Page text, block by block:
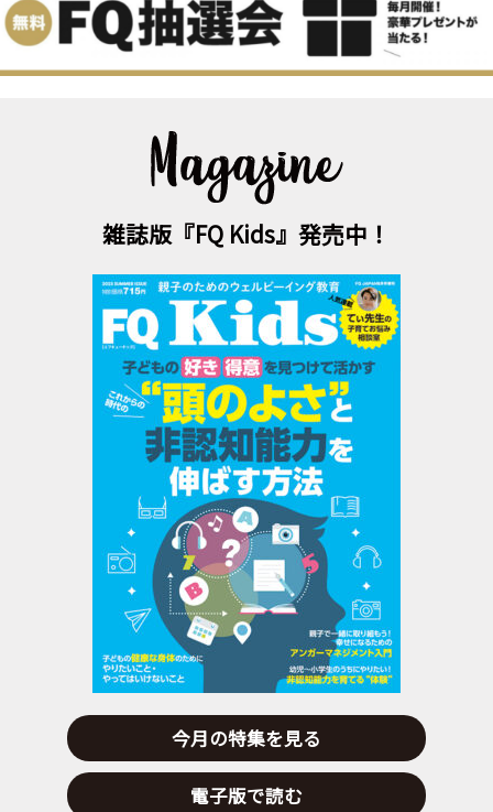
雑誌版『FQ Kids』発売中！
今月の特集を見る
電子版で読む